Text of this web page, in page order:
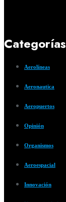
Categorías
Aerolíneas
Aeronautica
Aeropuertos
Opinión
Organismos
Aeroespacial
Innovación